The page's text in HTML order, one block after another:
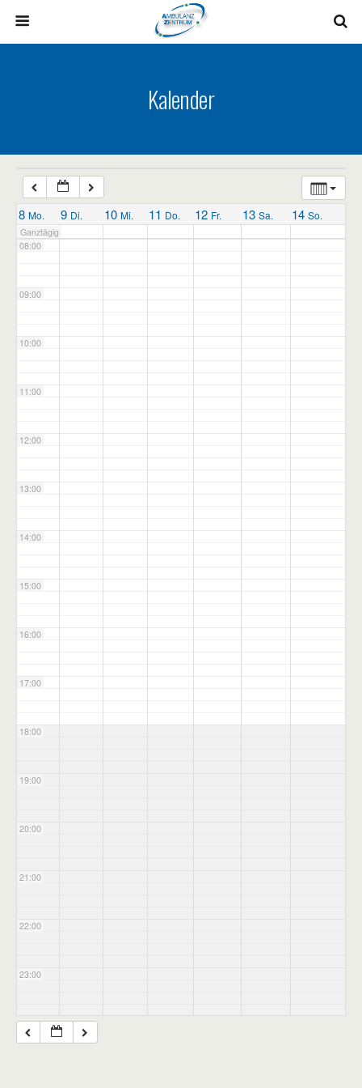
Kalender
8 Mo. 9 Di. 10 Mi. 11 Do. 12 Fr. 13 Sa. 14 So.
Ganztägig
07:00
08:00
09:00
10:00
11:00
12:00
13:00
14:00
15:00
16:00
17:00
18:00
19:00
20:00
21:00
22:00
23:00